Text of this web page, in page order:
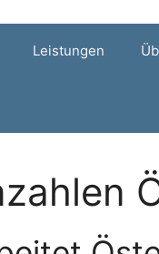
Leistungen